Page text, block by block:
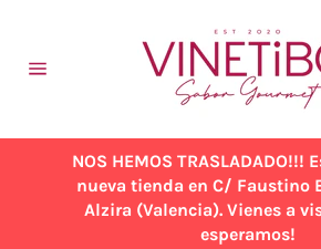
NOS HEMOS TRASLADADO!!!
nueva tienda en C/ Faustino
Alzira (Valencia). Vienes a
esperamos!